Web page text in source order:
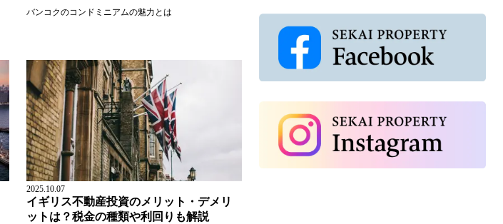
バンコクのコンドミニアムの魅力とは
2025.10.07
イギリス不動産投資のメリット・デメリ
ットは？税金の種類や利回りも解説